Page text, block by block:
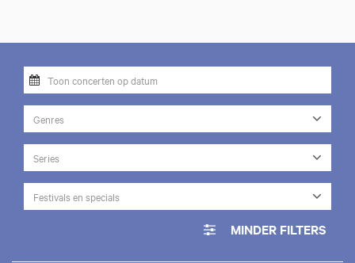
Genres
Series
Festivals en specials
MINDER FILTERS